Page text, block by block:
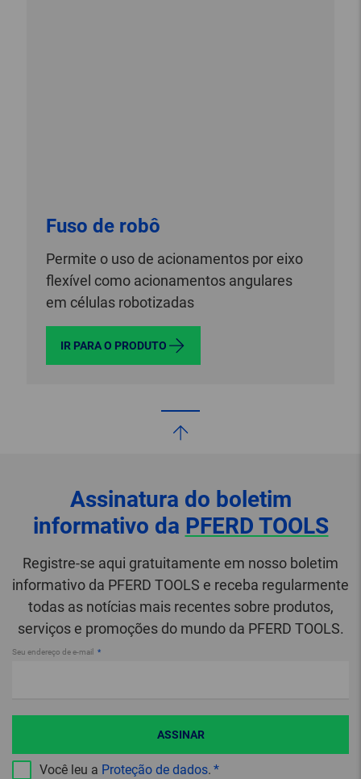
Fuso de robô
Permite o uso de acionamentos por eixo
flexível como acionamentos angulares
em células robotizadas
IR PARA O PRODUTO
Assinatura do boletim
informativo da PFERD TOOLS
Registre-se aqui gratuitamente em nosso boletim
informativo da PFERD TOOLS e receba regularmente
todas as notícias mais recentes sobre produtos,
serviços e promoções do mundo da PFERD TOOLS.
Seu endereço de e-mail
Você leu a Proteção de dados.
ASSINAR